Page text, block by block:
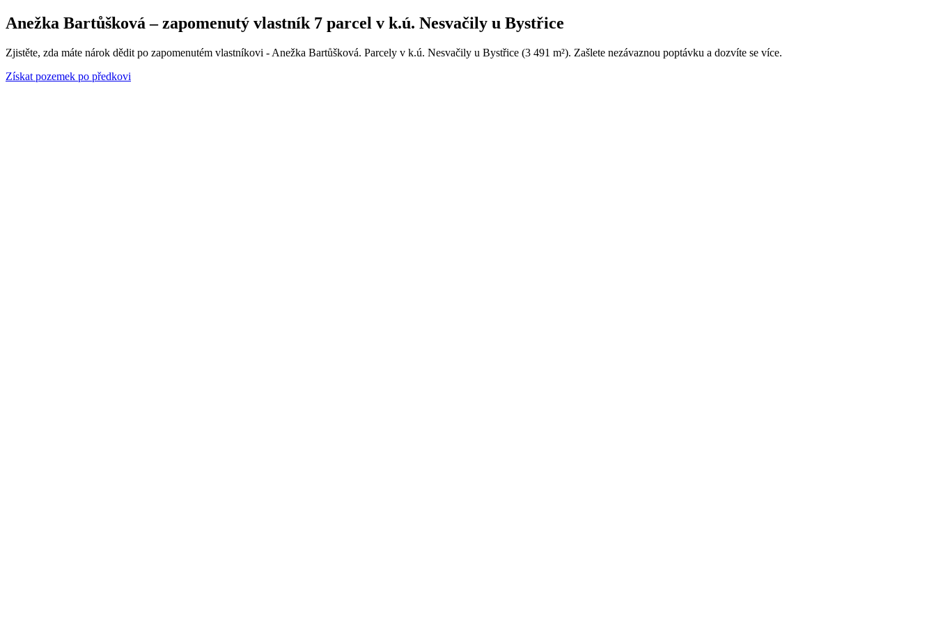
Anežka Bartůšková – zapomenutý vlastník 7 parcel v k.ú. Nesvačily u Bystřice
Zjistěte, zda máte nárok dědit po zapomenutém vlastníkovi - Anežka Bartůšková. Parcely v k.ú. Nesvačily u Bystřice (3 491 m²). Zašlete nezávaznou poptávku a dozvíte se více.
Získat pozemek po předkovi